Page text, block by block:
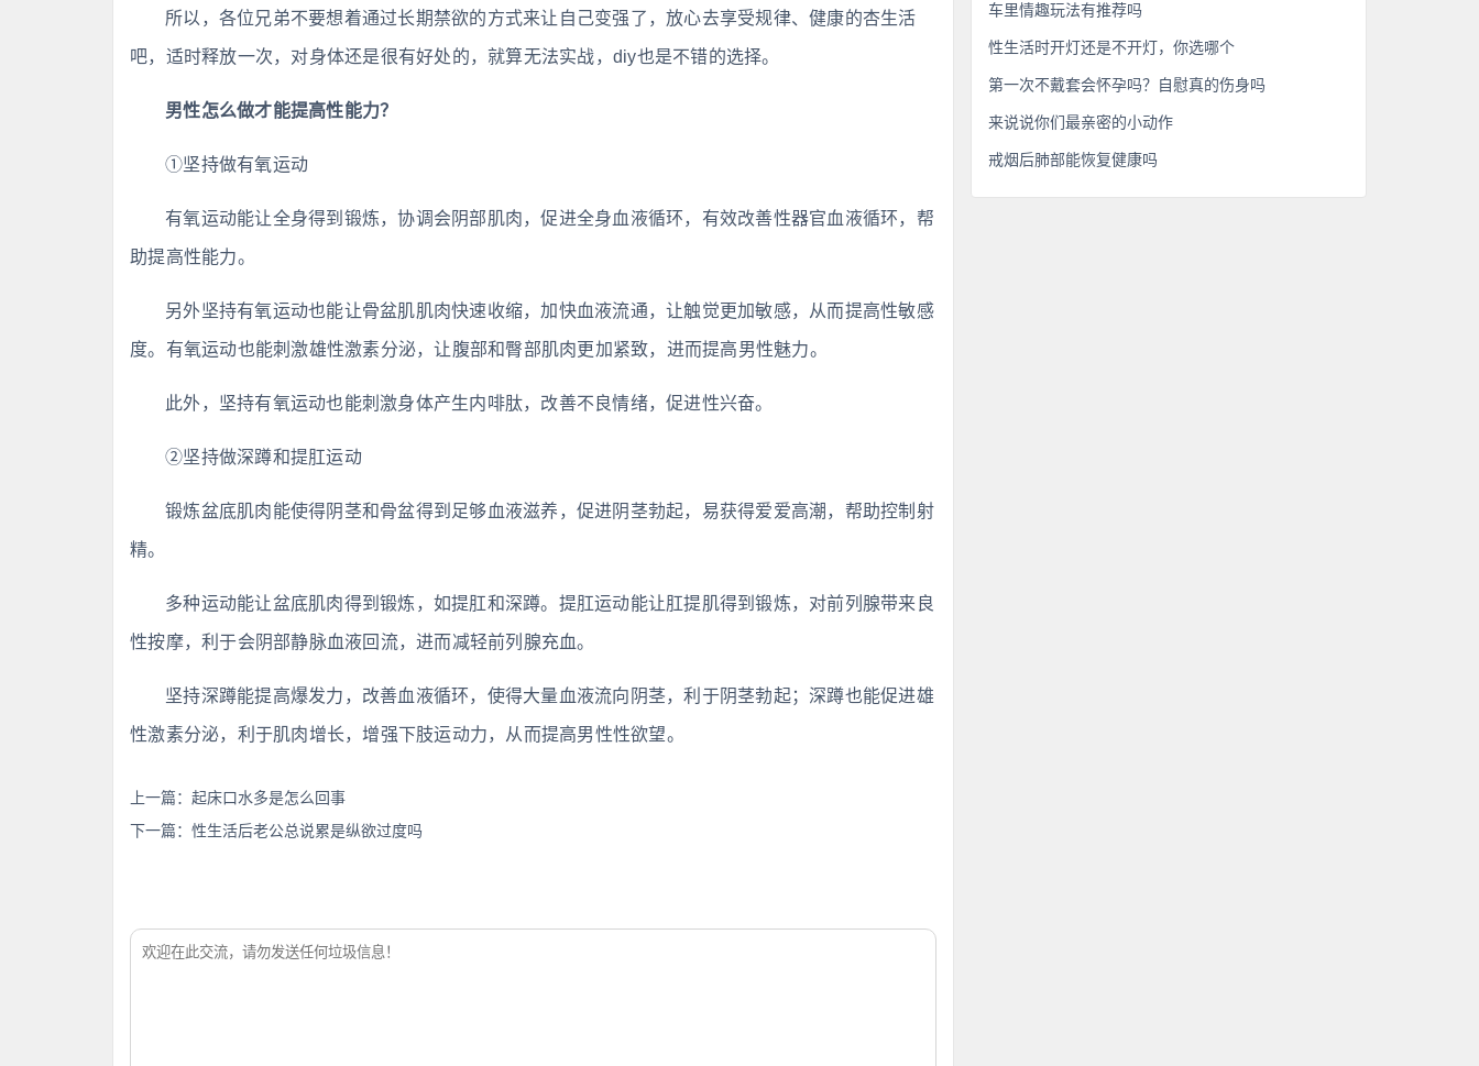
所以，各位兄弟不要想着通过长期禁欲的方式来让自己变强了，放心去享受规律、健康的杏生活
吧，适时释放一次，对身体还是很有好处的，就算无法实战，diy也是不错的选择。
男性怎么做才能提高性能力？
①坚持做有氧运动
有氧运动能让全身得到锻炼，协调会阴部肌肉，促进全身血液循环，有效改善性器官血液循环，帮
助提高性能力。
另外坚持有氧运动也能让骨盆肌肌肉快速收缩，加快血液流通，让触觉更加敏感，从而提高性敏感
度。有氧运动也能刺激雄性激素分泌，让腹部和臀部肌肉更加紧致，进而提高男性魅力。
此外，坚持有氧运动也能刺激身体产生内啡肽，改善不良情绪，促进性兴奋。
②坚持做深蹲和提肛运动
锻炼盆底肌肉能使得阴茎和骨盆得到足够血液滋养，促进阴茎勃起，易获得爱爱高潮，帮助控制射
精。
多种运动能让盆底肌肉得到锻炼，如提肛和深蹲。提肛运动能让肛提肌得到锻炼，对前列腺带来良
性按摩，利于会阴部静脉血液回流，进而减轻前列腺充血。
坚持深蹲能提高爆发力，改善血液循环，使得大量血液流向阴茎，利于阴茎勃起；深蹲也能促进雄
性激素分泌，利于肌肉增长，增强下肢运动力，从而提高男性性欲望。
上一篇： 起床口水多是怎么回事
下一篇： 性生活后老公总说累是纵欲过度吗
车里情趣玩法有推荐吗
性生活时开灯还是不开灯，你选哪个
第一次不戴套会怀孕吗？自慰真的伤身吗
来说说你们最亲密的小动作
戒烟后肺部能恢复健康吗